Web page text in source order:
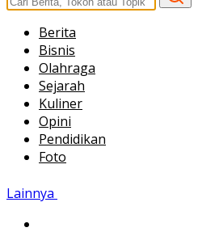
Berita
Bisnis
Olahraga
Sejarah
Kuliner
Opini
Pendidikan
Foto
Lainnya